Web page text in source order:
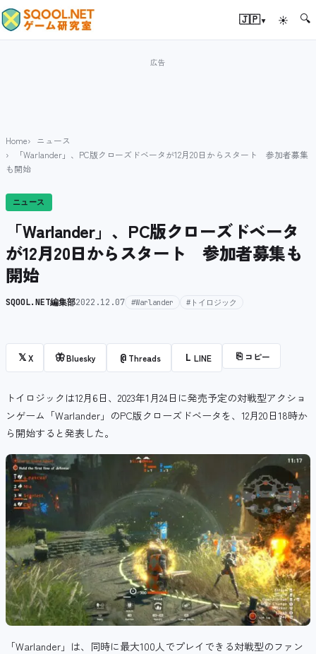
🇯🇵▾ ☀ 🔍
Home
ニュース
「Warlander」、PC版クローズドベータが12月20日からスタート 参加者募集
も開始
ニュース
「Warlander」、PC版クローズドベータ
が12月20日からスタート 参加者募集も
開始
SQOOL.NET編集部2022.12.07 #Warlander #トイロジック
𝕏X 🦋Bluesky @ Threads L LINE ⎘ コピー
トイロジックは12月6日、2023年1月24日に発売予定の対戦型アクショ
ンゲーム「Warlander」のPC版クローズドベータを、 12月20日18時か
ら開始すると発表した。
「Warlander」は、同時に最大100人でプレイできる対戦型のファン